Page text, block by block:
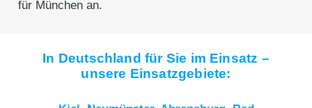
für München an.
In Deutschland für Sie im Einsatz –
unsere Einsatzgebiete: